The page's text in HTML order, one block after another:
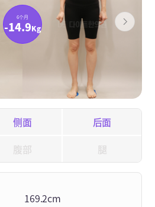
6个月
-14.9Kg
侧面
后面
腹部 腿
169.2cm